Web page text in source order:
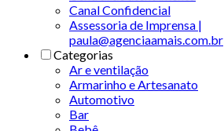
Canal Confidencial
Assessoria de Imprensa |
paula@agenciaamais.com.br
Categorias
Ar e ventilação
Armarinho e Artesanato
Automotivo
Bar